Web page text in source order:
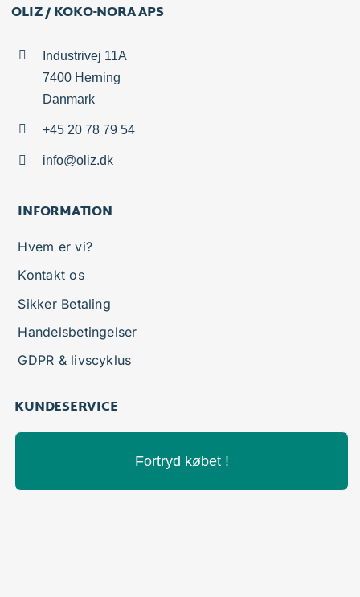
OLIZ / KOKO-NORA APS
Industrivej 11A
7400 Herning
Danmark
+45 20 78 79 54
info@oliz.dk
INFORMATION
Hvem er vi?
Kontakt os
Sikker Betaling
Handelsbetingelser
GDPR & livscyklus
KUNDESERVICE
Fortryd købet !